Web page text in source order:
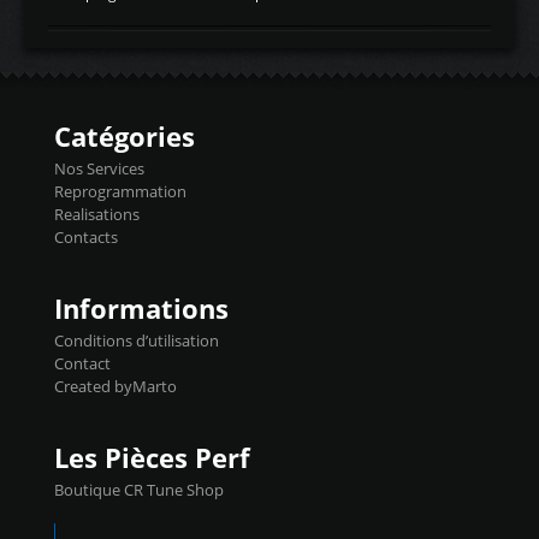
d'admissiontemp ex. pour atmo -30- 80°C
temperaturetemperature ldr moteurtemp
Injecteurs + Flashpro 1370€ TTC Le
précise et performante. Vous pourrez
basculer de la carto sans plomb à Ethanol à
l'aide du flashpro OPTION ECONOMIQUES
Reprog SP 98 sur le calculateur d'origine
450€ TTC Un gain d'environ 10cv et 15nm
Catégories
Nos Services
Reprogrammation
Realisations
Contacts
Informations
Conditions d’utilisation
Contact
Created byMarto
Les Pièces Perf
Boutique CR Tune Shop